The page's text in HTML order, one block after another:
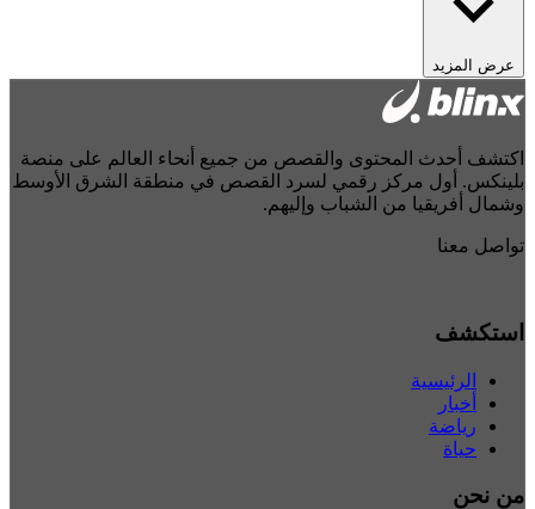
عرض المزيد
اكتشف أحدث المحتوى والقصص من جميع أنحاء العالم على منصة
بلينكس. أول مركز رقمي لسرد القصص في منطقة الشرق الأوسط
وشمال أفريقيا من الشباب وإليهم.
تواصل معنا
استكشف
الرئيسية
أخبار
رياضة
حياة
من نحن